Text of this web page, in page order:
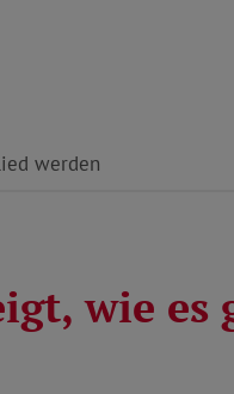
werden
wie es